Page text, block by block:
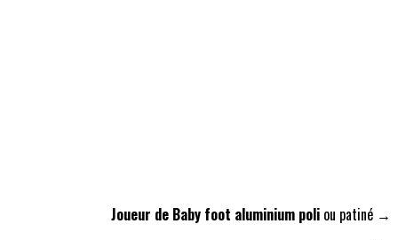
Joueur de Baby foot aluminium poli ou patiné →